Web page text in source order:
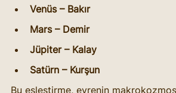
Venüs – Bakır
Mars – Demir
Jüpiter – Kalay
Satürn – Kurşun
Bu eşleştirme, evrenin